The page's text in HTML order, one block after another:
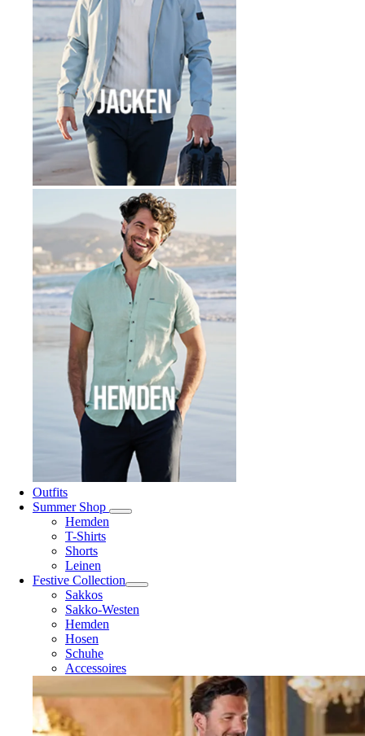
Outfits
Summer Shop
Hemden
T-Shirts
Shorts
Leinen
Festive Collection
Sakkos
Sakko-Westen
Hemden
Hosen
Schuhe
Accessoires